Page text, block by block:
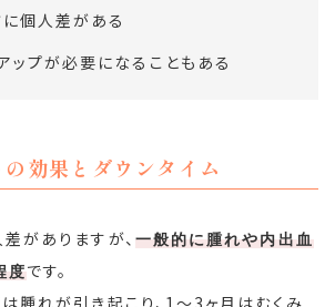
個人差がある
ップが必要になることもある
効果とダウンタイム
がありますが、 一般的に腫れや内出血
度です。
腫れが引き起こり、1～3ヶ月はむくみ